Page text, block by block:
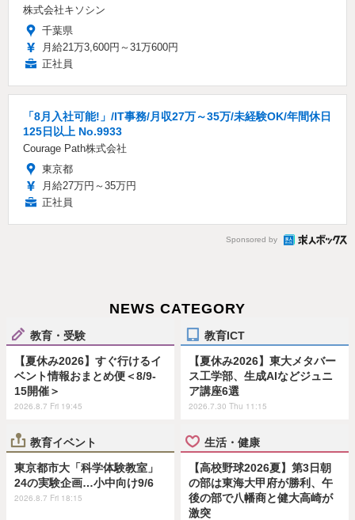
株式会社キソシン
千葉県
月給21万3,600円～31万600円
正社員
「8月入社可能!」/IT事務/月収27万～35万/未経験OK/年間休日
125日以上 No.9933
Courage Path株式会社
東京都
月給27万円～35万円
正社員
Sponsored by
NEWS CATEGORY
教育・受験
【夏休み2026】すぐ行けるイ
ベント情報おまとめ便＜8/9-
15開催＞
2026.8.7 Fri 19:45
教育ICT
【夏休み2026】東大メタバー
ス工学部、生成AIなどジュニ
ア講座6選
2026.7.30 Thu 11:15
教育イベント
東京都市大「科学体験教室」
24の実験企画…小中向け9/6
2026.8.7 Fri 18:15
生活・健康
【高校野球2026夏】第3日朝
の部は東海大甲府が勝利、午
後の部で八幡商と健大高崎が
激突